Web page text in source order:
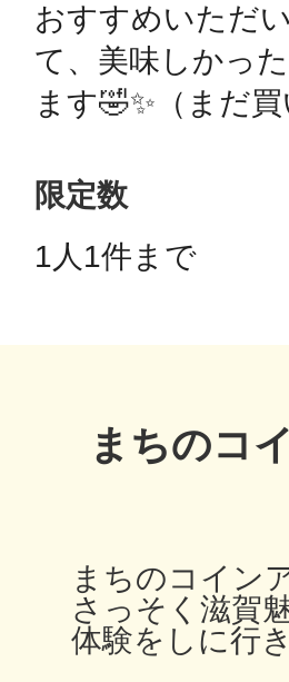
URL
おすすめいただ
て、美味しかっ
ます🤣✨️（まだ
限定数
1人1件まで
まちのコ
まちのコイン
さっそく滋賀
体験をしに行